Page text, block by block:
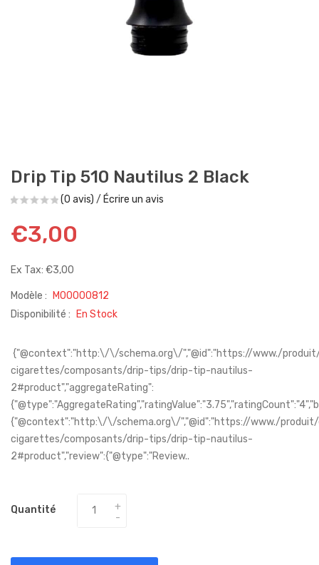
Drip Tip 510 Nautilus 2 Black
(0 avis) / Écrire un avis
€3,00
Ex Tax: €3,00
Modèle :
M00000812
Disponibilité :
En Stock
{"@context":"http:\/\/schema.org\/","@id":"https://www./
cigarettes/composants/drip-tips/drip-tip-nautilus-
2#product","aggregateRating":
{"@context":"http:\/\/schema.org\/","@id":"https://www./
cigarettes/composants/drip-tips/drip-tip-nautilus-
2#product","review":{"@type":"Review..
Quantité